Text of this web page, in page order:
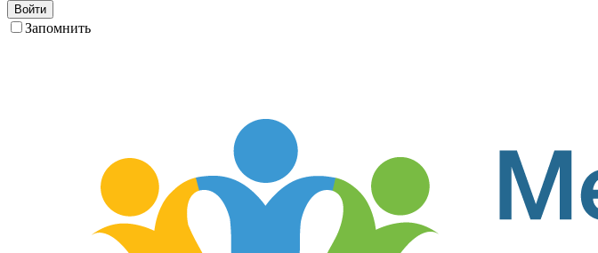
Войти
Запомнить